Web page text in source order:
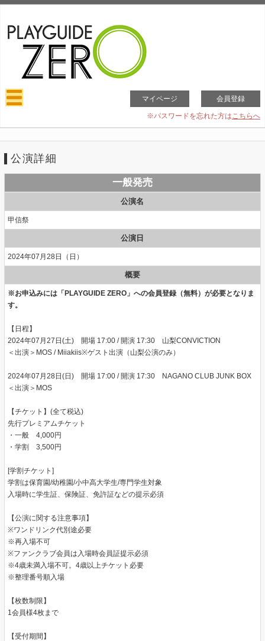
マイページ 会員登録
※パスワードを忘れた方はこちらへ
公演詳細
一般発売
公演名
甲信祭
公演日
2024年07月28日（日）
概要
※お申込みには「PLAYGUIDE ZERO」への会員登録（無料）が必要となりま
す。
【日程】
2024年07月27日(土) 開場 17:00 / 開演 17:30 山梨CONVICTION
＜出演＞MOS / Miiakiis※ゲスト出演（山梨公演のみ）
2024年07月28日(日) 開場 17:00 / 開演 17:30 NAGANO CLUB JUNK BOX
＜出演＞MOS
【チケット】(全て税込)
先行プレミアムチケット
・一般 4,000円
・学割 3,500円
[学割チケット]
学割は保育園/幼稚園/小中高大学生/専門学生対象
入場時に学生証、保険証、免許証などの提示必須
【公演に関する注意事項】
※ワンドリンク代別途必要
※再入場不可
※ファンクラブ会員は入場時会員証提示必須
※4歳未満入場不可。4歳以上チケット必要
※整理番号順入場
【枚数制限】
1会員様4枚まで
【受付期間】